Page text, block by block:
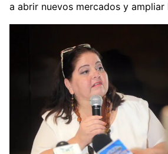
a abrir nuevos mercados y